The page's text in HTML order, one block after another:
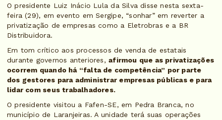
O presidente Luiz Inácio Lula da Silva disse nesta sexta-
feira (29), em evento em Sergipe, “sonhar” em reverter a
privatização de empresas como a Eletrobras e a BR
Distribuidora.
Em tom crítico aos processos de venda de estatais
durante governos anteriores,afirmou que as privatizações
ocorrem quando há “falta de competência” por parte
dos gestores para administrar empresas públicas e para
lidar com seus trabalhadores.
O presidente visitou a Fafen-SE, em Pedra Branca, no
município de Laranjeiras. A unidade terá suas operações